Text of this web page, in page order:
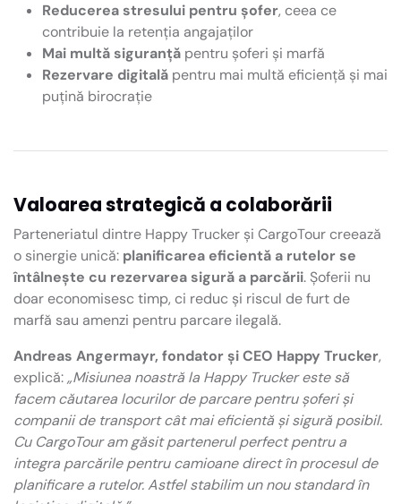
Reducerea stresului pentru șofer, ceea ce
contribuie la retenția angajaților
Mai multă siguranță pentru șoferi și marfă
Rezervare digitală pentru mai multă eficiență și mai
puțină birocrație
Valoarea strategică a colaborării
Parteneriatul dintre Happy Trucker și CargoTour creează
o sinergie unică: planificarea eficientă a rutelor se
întâlnește cu rezervarea sigură a parcării. Șoferii nu
doar economisesc timp, ci reduc și riscul de furt de
marfă sau amenzi pentru parcare ilegală.
Andreas Angermayr, fondator și CEO Happy Trucker,
explică:„Misiunea noastră la Happy Trucker este să
facem căutarea locurilor de parcare pentru șoferi și
companii de transport cât mai eficientă și sigură posibil.
Cu CargoTour am găsit partenerul perfect pentru a
integra parcările pentru camioane direct în procesul de
planificare a rutelor. Astfel stabilim un nou standard în